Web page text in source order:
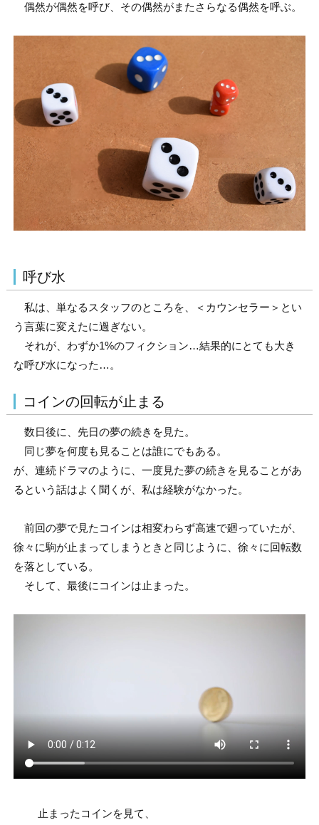
偶然が偶然を呼び、その偶然がまたさらなる偶然を呼ぶ。
呼び水
私は、単なるスタッフのところを、＜カウンセラー＞とい
う言葉に変えたに過ぎない。
それが、わずか1%のフィクション…結果的にとても大き
な呼び水になった…。
コインの回転が止まる
数日後に、先日の夢の続きを見た。
同じ夢を何度も見ることは誰にでもある。
が、連続ドラマのように、一度見た夢の続きを見ることがあ
るという話はよく聞くが、私は経験がなかった。
前回の夢で見たコインは相変わらず高速で廻っていたが、
徐々に駒が止まってしまうときと同じように、徐々に回転数
を落としている。
そして、最後にコインは止まった。
止まったコインを見て、